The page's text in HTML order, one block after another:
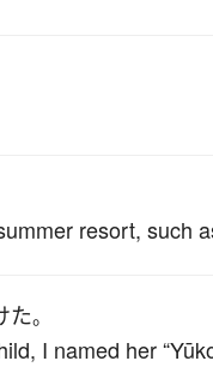
resort, such
た。
I named her